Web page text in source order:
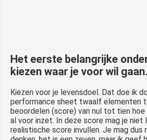
Het eerste belangrijke
kiezen waar je voor wil gaan.
Kiezen voor je levensdoel. Dat doe ik
performance sheet twaalf elementen
beoordelen (score) van nul tot tien
al voor inzet. In deze score mag je niet
realistische score invullen. Je mag dus